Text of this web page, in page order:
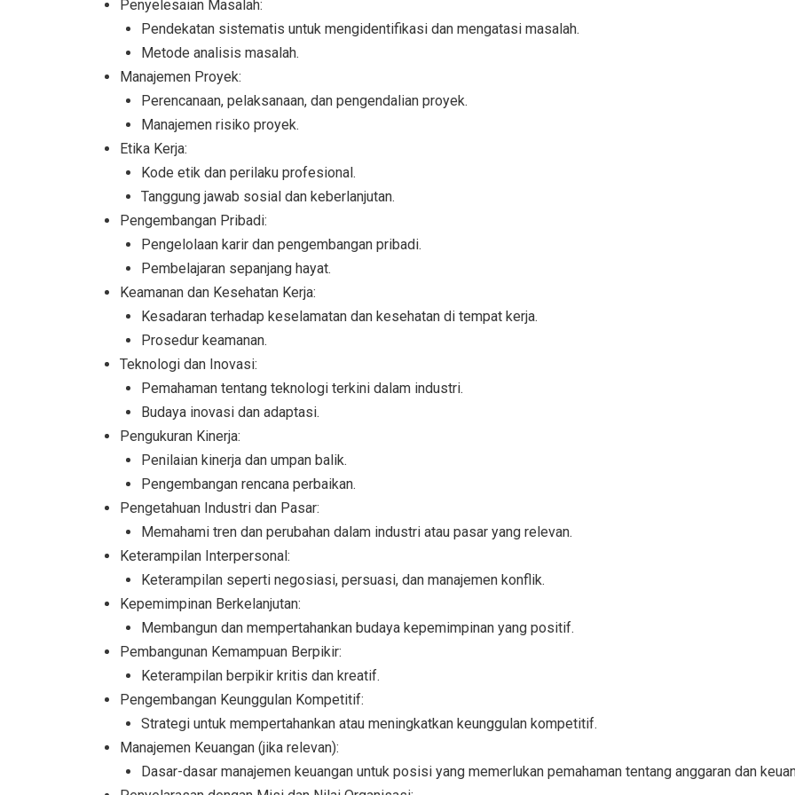
Penyelesaian Masalah:
Pendekatan sistematis untuk mengidentifikasi dan mengatasi masalah.
Metode analisis masalah.
Manajemen Proyek:
Perencanaan, pelaksanaan, dan pengendalian proyek.
Manajemen risiko proyek.
Etika Kerja:
Kode etik dan perilaku profesional.
Tanggung jawab sosial dan keberlanjutan.
Pengembangan Pribadi:
Pengelolaan karir dan pengembangan pribadi.
Pembelajaran sepanjang hayat.
Keamanan dan Kesehatan Kerja:
Kesadaran terhadap keselamatan dan kesehatan di tempat kerja.
Prosedur keamanan.
Teknologi dan Inovasi:
Pemahaman tentang teknologi terkini dalam industri.
Budaya inovasi dan adaptasi.
Pengukuran Kinerja:
Penilaian kinerja dan umpan balik.
Pengembangan rencana perbaikan.
Pengetahuan Industri dan Pasar:
Memahami tren dan perubahan dalam industri atau pasar yang relevan.
Keterampilan Interpersonal:
Keterampilan seperti negosiasi, persuasi, dan manajemen konflik.
Kepemimpinan Berkelanjutan:
Membangun dan mempertahankan budaya kepemimpinan yang positif.
Pembangunan Kemampuan Berpikir:
Keterampilan berpikir kritis dan kreatif.
Pengembangan Keunggulan Kompetitif:
Strategi untuk mempertahankan atau meningkatkan keunggulan kompetitif.
Manajemen Keuangan (jika relevan):
Dasar-dasar manajemen keuangan untuk posisi yang memerlukan pemahaman tentang anggaran dan